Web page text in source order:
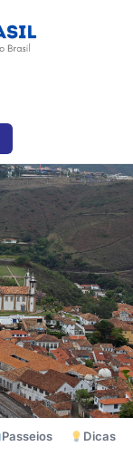
Passeios Dicas